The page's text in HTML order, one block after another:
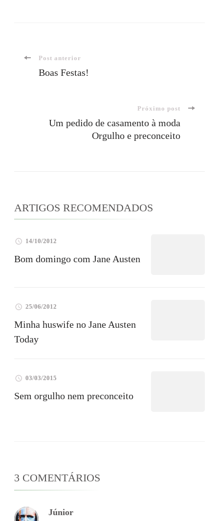
Navegação
post
Post anterior
Boas Festas!
Próximo post
Um pedido de casamento à moda
Orgulho e preconceito
ARTIGOS RECOMENDADOS
14/10/2012
Bom domingo com Jane Austen
25/06/2012
Minha huswife no Jane Austen
Today
03/03/2015
Sem orgulho nem preconceito
3 COMENTÁRIOS
Júnior